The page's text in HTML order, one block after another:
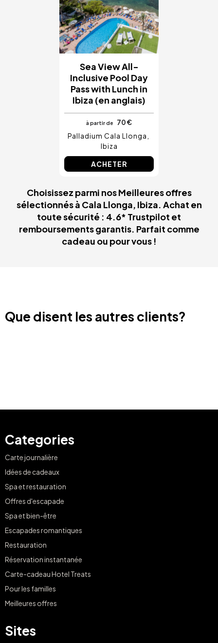
Sea View All-
Inclusive Pool Day
Pass with Lunch in
Ibiza (en anglais)
à partir de
70 €
Palladium Cala Llonga
Ibiza
ACHETER
Choisissez parmi nos Meilleures offres
sélectionnés à Cala Llonga, Ibiza. Achat en
toute sécurité : 4.6* Trustpilot et
remboursements garantis. Parfait comme
cadeau ou pour vous !
Que disent les autres clients?
Categories
Carte journalière
Idées de cadeaux
Spa et restauration
Offres d'escapade
Spa et bien-être
Escapades romantiques
Restauration
Réservation instantanée
Carte-cadeau Hotel Treats
Pour les familles
Meilleures offres
Sites